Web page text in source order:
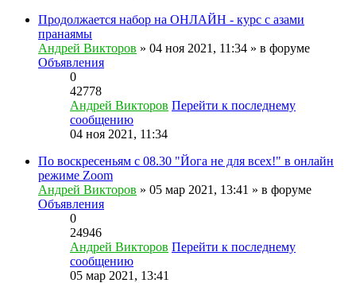
Продолжается набор на ОНЛАЙН - курс с азами
пранаямы
Андрей Викторов » 04 ноя 2021, 11:34 » в форуме
Объявления
0
42778
Андрей Викторов Перейти к последнему
сообщению
04 ноя 2021, 11:34
По воскресеньям с 08.30 "Йога не для всех!" в онлайн
режиме Zoom
Андрей Викторов » 05 мар 2021, 13:41 » в форуме
Объявления
0
24946
Андрей Викторов Перейти к последнему
сообщению
05 мар 2021, 13:41